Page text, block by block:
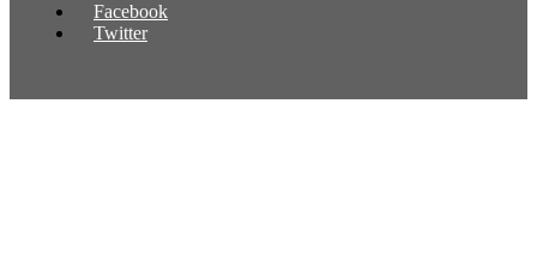
Facebook
Twitter